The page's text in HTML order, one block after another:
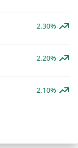
2.30%
2.20%
2.10%